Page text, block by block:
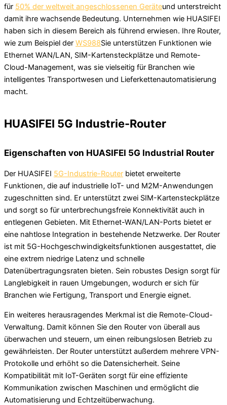
für 50% der weltweit angeschlossenen Geräteund unterstreicht
damit ihre wachsende Bedeutung. Unternehmen wie HUASIFEI
haben sich in diesem Bereich als führend erwiesen. Ihre Router,
wie zum Beispiel der WS988Sie unterstützen Funktionen wie
Ethernet WAN/LAN, SIM-Kartensteckplätze und Remote-
Cloud-Management, was sie vielseitig für Branchen wie
intelligentes Transportwesen und Lieferkettenautomatisierung
macht.
HUASIFEI 5G Industrie-Router
Eigenschaften von HUASIFEI 5G Industrial Router
Der HUASIFEI 5G-Industrie-Router bietet erweiterte
Funktionen, die auf industrielle IoT- und M2M-Anwendungen
zugeschnitten sind. Er unterstützt zwei SIM-Kartensteckplätze
und sorgt so für unterbrechungsfreie Konnektivität auch in
entlegenen Gebieten. Mit Ethernet-WAN/LAN-Ports bietet er
eine nahtlose Integration in bestehende Netzwerke. Der Router
ist mit 5G-Hochgeschwindigkeitsfunktionen ausgestattet, die
eine extrem niedrige Latenz und schnelle
Datenübertragungsraten bieten. Sein robustes Design sorgt für
Langlebigkeit in rauen Umgebungen, wodurch er sich für
Branchen wie Fertigung, Transport und Energie eignet.
Ein weiteres herausragendes Merkmal ist die Remote-Cloud-
Verwaltung. Damit können Sie den Router von überall aus
überwachen und steuern, um einen reibungslosen Betrieb zu
gewährleisten. Der Router unterstützt außerdem mehrere VPN-
Protokolle und erhöht so die Datensicherheit. Seine
Kompatibilität mit IoT-Geräten sorgt für eine effiziente
Kommunikation zwischen Maschinen und ermöglicht die
Automatisierung und Echtzeitüberwachung.